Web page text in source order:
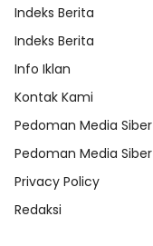
Indeks Berita
Indeks Berita
Info Iklan
Kontak Kami
Pedoman Media Siber
Pedoman Media Siber
Privacy Policy
Redaksi